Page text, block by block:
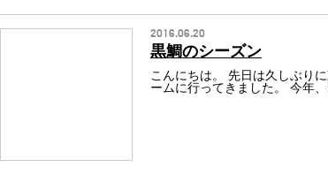
2016.06.20
黒鯛のシーズン
こんにちは。 先日は久しぶり
ームに行ってきました。 今年